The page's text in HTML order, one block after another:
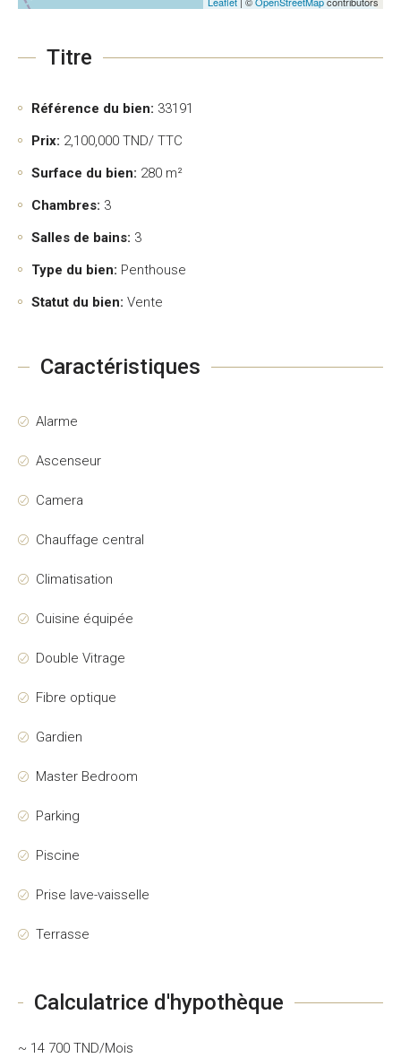
Titre
Référence du bien: 33191
Prix: 2,100,000 TND/ TTC
Surface du bien: 280 m²
Chambres: 3
Salles de bains: 3
Type du bien: Penthouse
Statut du bien: Vente
Caractéristiques
Alarme
Ascenseur
Camera
Chauffage central
Climatisation
Cuisine équipée
Double Vitrage
Fibre optique
Gardien
Master Bedroom
Parking
Piscine
Prise lave-vaisselle
Terrasse
Calculatrice d'hypothèque
~ 14 700 TND/Mois